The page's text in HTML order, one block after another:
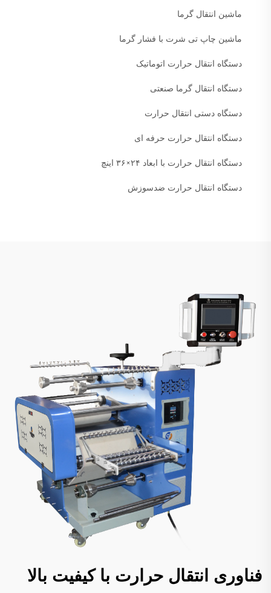
ماشین انتقال گرما
ماشین چاپ تی شرت با فشار گرما
دستگاه انتقال حرارت اتوماتیک
دستگاه انتقال گرما صنعتی
دستگاه دستی انتقال حرارت
دستگاه انتقال حرارت حرفه ای
دستگاه انتقال حرارت با ابعاد ۲۴×۳۶ اینچ
دستگاه انتقال حرارت ضدسوزش
فناوری انتقال حرارت با کیفیت بالا